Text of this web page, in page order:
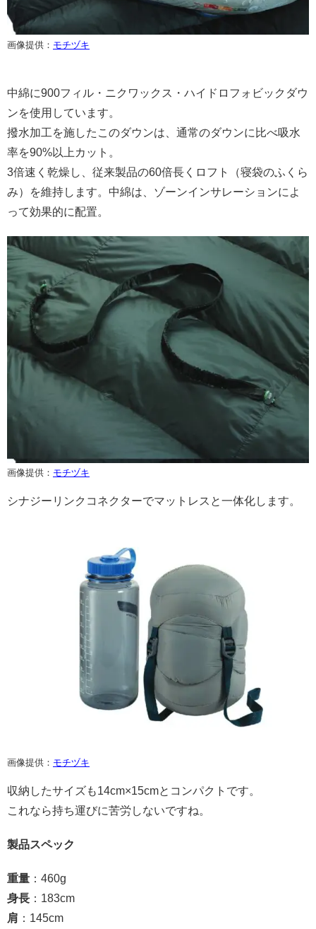
画像提供： モチヅキ
中綿に900フィル・ニクワックス・ハイドロフォビックダウ
ンを使用しています。
撥水加工を施したこのダウンは、通常のダウンに比べ吸水
率を90%以上カット。
3倍速く乾燥し、従来製品の60倍長くロフト（寝袋のふくら
み）を維持します。中綿は、ゾーンインサレーションによ
って効果的に配置。
画像提供： モチヅキ
シナジーリンクコネクターでマットレスと一体化します。
画像提供： モチヅキ
収納したサイズも14cm×15cmとコンパクトです。
これなら持ち運びに苦労しないですね。
製品スペック
重量 ：460g
身長 ：183cm
肩 ：145cm